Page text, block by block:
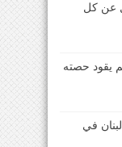
عن كل
يقود حصته
في